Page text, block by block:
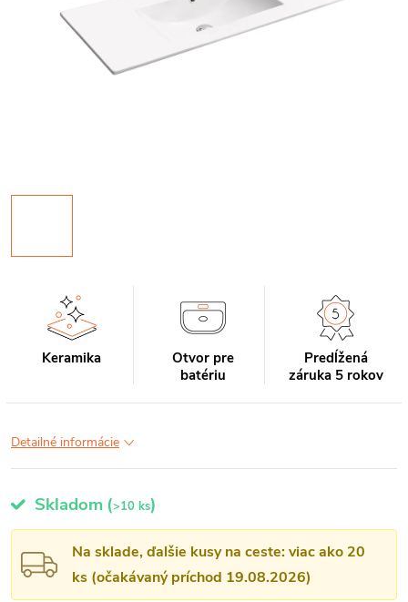
Keramika
Otvor pre
batériu
Predĺžená
záruka 5 rokov
Detailné informácie
Skladom (>10 ks)
Na sklade, ďalšie kusy na ceste: viac ako 20
ks (očakávaný príchod 19.08.2026)